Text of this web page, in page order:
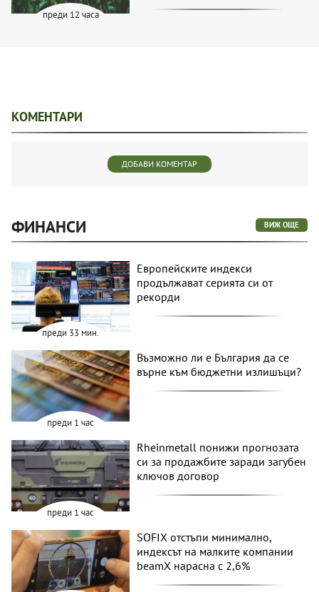
преди 12 часа
КОМЕНТАРИ
ДОБАВИ КОМЕНТАР
ФИНАНСИ ВИЖ ОЩЕ
преди 33 мин.
Европейските индекси
продължават серията си от
рекорди
преди 1 час
Възможно ли е България да се
върне към бюджетни излишъци?
преди 1 час
Rheinmetall понижи прогнозата
си за продажбите заради загубен
ключов договор
SOFIX отстъпи минимално,
индексът на малките компании
beamX нарасна с 2,6%